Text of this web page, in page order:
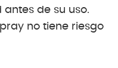
de su uso.
no tiene riesgo